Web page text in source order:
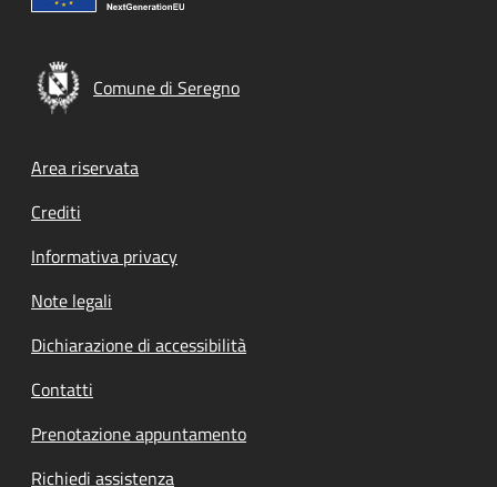
Comune di Seregno
Footer menu
Area riservata
Crediti
Informativa privacy
Note legali
Dichiarazione di accessibilità
Contatti
Prenotazione appuntamento
Richiedi assistenza